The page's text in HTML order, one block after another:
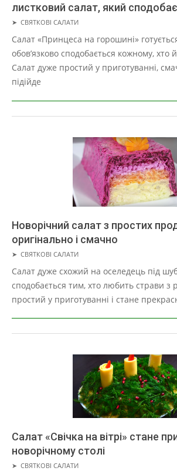
листковий салат, який
2019-
05-
16
➤ СВЯТКОВІ САЛАТИ
Салат «Принцеса на горошині»
обов’язково сподобається кожному, хто
Салат дуже простий у приготуванні,
підійде
Новорічний салат з простих
оригінально і смачно
2019-
05-
➤ СВЯТКОВІ САЛАТИ
Салат дуже схожий на оселедець під
сподобається тим, хто любить страви з
простий у приготуванні і стане
Салат «Свічка на вітрі» стане
новорічному столі
2019-
➤ СВЯТКОВІ САЛАТИ